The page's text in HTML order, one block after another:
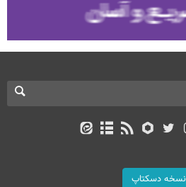
نسخه دسکتاپ